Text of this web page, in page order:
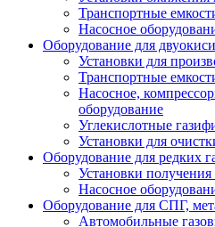
Транспортные
Насосное
Оборудование для
Установки для
Транспортные
Насосное,
оборудование
Углекислотные
Установки для
Оборудование для редких
Установки получения
Насосное
Оборудование для СПГ,
Автомобильные